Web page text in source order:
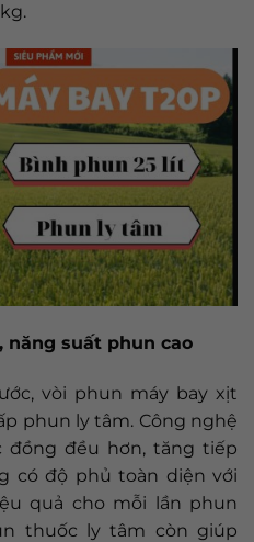
năng suất phun cao
vòi phun máy bay xịt
phun ly tâm. Công nghệ
đều hơn, tăng tiếp
có độ phủ toàn diện với
quả cho mỗi lần phun
thuốc ly tâm còn giúp